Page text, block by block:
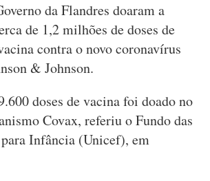
da Flandres doaram a
de 1,2 milhões de doses de
contra o novo coronavírus
& Johnson.
doses de vacina foi doado no
Covax, referiu o Fundo das
Infância (Unicef), em